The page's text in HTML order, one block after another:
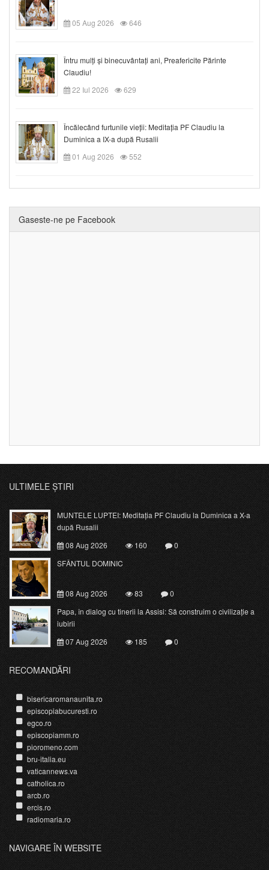
05 Aug 2026 646
Întru mulți și binecuvântați ani, Preafericite Părinte
Claudiu!
22 Iul 2026
629
Încălecând furtunile vieții: Meditația PF Claudiu la
Duminica a IX-a după Rusalii
01 Aug 2026
552
Gaseste-ne pe Facebook
ULTIMELE ȘTIRI
MUNTELE LUPTEI: Meditația PF Claudiu la Duminica a X-a
după Rusalii
08 Aug 2026
160
0
SFÂNTUL DOMINIC
08 Aug 2026 83
0
Papa, în dialog cu tinerii la Assisi: Să construim o civilizație a
iubirii
07 Aug 2026
185 0
RECOMANDĂRI
bisericaromanaunita.ro
episcopiabucuresti.ro
egco.ro
episcopiamm.ro
pioromeno.com
bru-italia.eu
vaticannews.va
catholica.ro
arcb.ro
ercis.ro
radiomaria.ro
NAVIGARE ÎN WEBSITE